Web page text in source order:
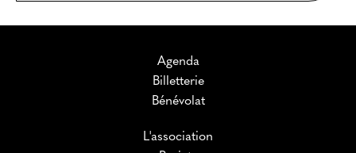
Agenda
Billetterie
Bénévolat
L'association